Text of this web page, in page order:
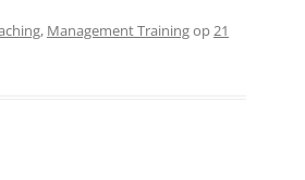
, Management Trainingop 21